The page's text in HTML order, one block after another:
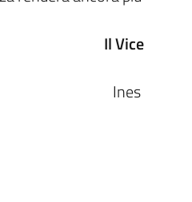
Il Vice
Ines